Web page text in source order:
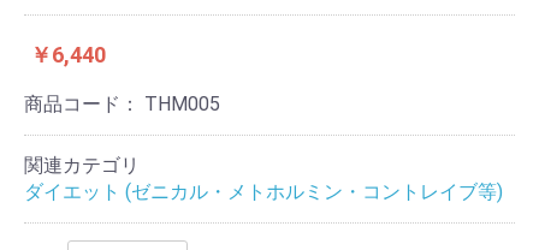
￥6,440
商品コード： THM005
関連カテゴリ
ダイエット (ゼニカル・メトホルミン・コントレイブ等)